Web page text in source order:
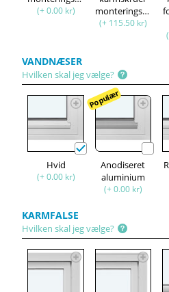
(+ 0.00 kr)
monteringssæt
(+ 115.50 kr)
VANDNÆSER
Hvilken skal jeg vælge?
Hvid
(+ 0.00 kr)
Populær
Anodiseret
aluminium
(+ 0.00 kr)
KARMFALSE
Hvilken skal jeg vælge?